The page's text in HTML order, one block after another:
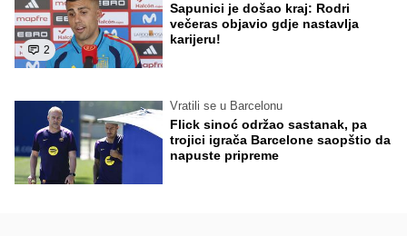
2
Sapunici je došao kraj: Rodri
večeras objavio gdje nastavlja
karijeru!
Vratili se u Barcelonu
Flick sinoć održao sastanak, pa
trojici igrača Barcelone saopštio da
napuste pripreme